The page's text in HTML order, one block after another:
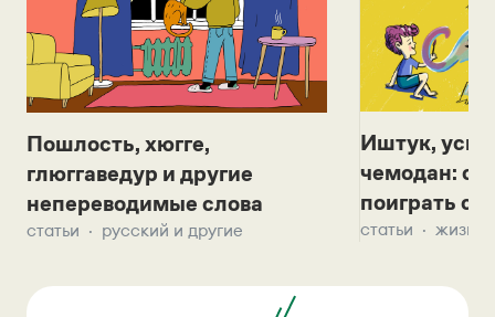
Пошлость, хюгге,
глюггаведур и другие
непереводимые слова
статьи русский и другие
Иштук,
чемодан:
поиграть с
статьи жизнь